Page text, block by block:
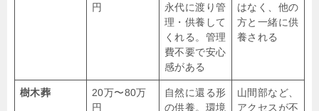
円
永代に渡り管
理・供養して
くれる。管理
費不要で安心
感がある
はなく、他の
方と一緒に供
養される
樹木葬
20万〜80万
円
自然に還る形
の供養。環境
山間部など、
アクセスが不